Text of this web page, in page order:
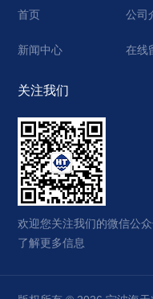
首页 公司
新闻中心 在线
关注我们
欢迎您关注我们的微信公
了解更多信息